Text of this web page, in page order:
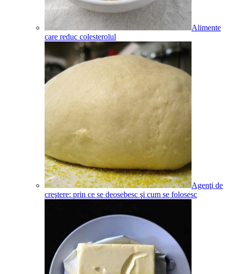
Alimente
care reduc colesterolul
Agenţi de
creştere: prin ce se deosebesc şi cum se folosesc